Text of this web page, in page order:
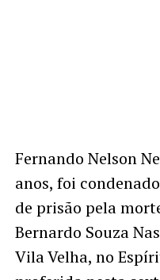
Fernando Nelson
anos, foi
de prisão pela
Bernardo Souza
Vila Velha, no